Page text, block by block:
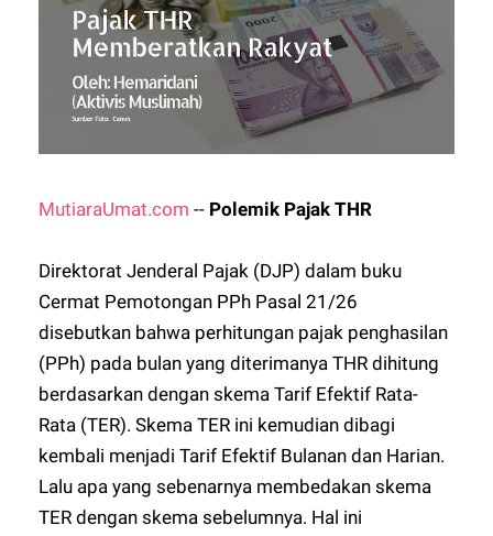
MutiaraUmat.com -- Polemik Pajak THR
Direktorat Jenderal Pajak (DJP) dalam buku
Cermat Pemotongan PPh Pasal 21/26
disebutkan bahwa perhitungan pajak penghasilan
(PPh) pada bulan yang diterimanya THR dihitung
berdasarkan dengan skema Tarif Efektif Rata-
Rata (TER). Skema TER ini kemudian dibagi
kembali menjadi Tarif Efektif Bulanan dan Harian.
Lalu apa yang sebenarnya membedakan skema
TER dengan skema sebelumnya. Hal ini